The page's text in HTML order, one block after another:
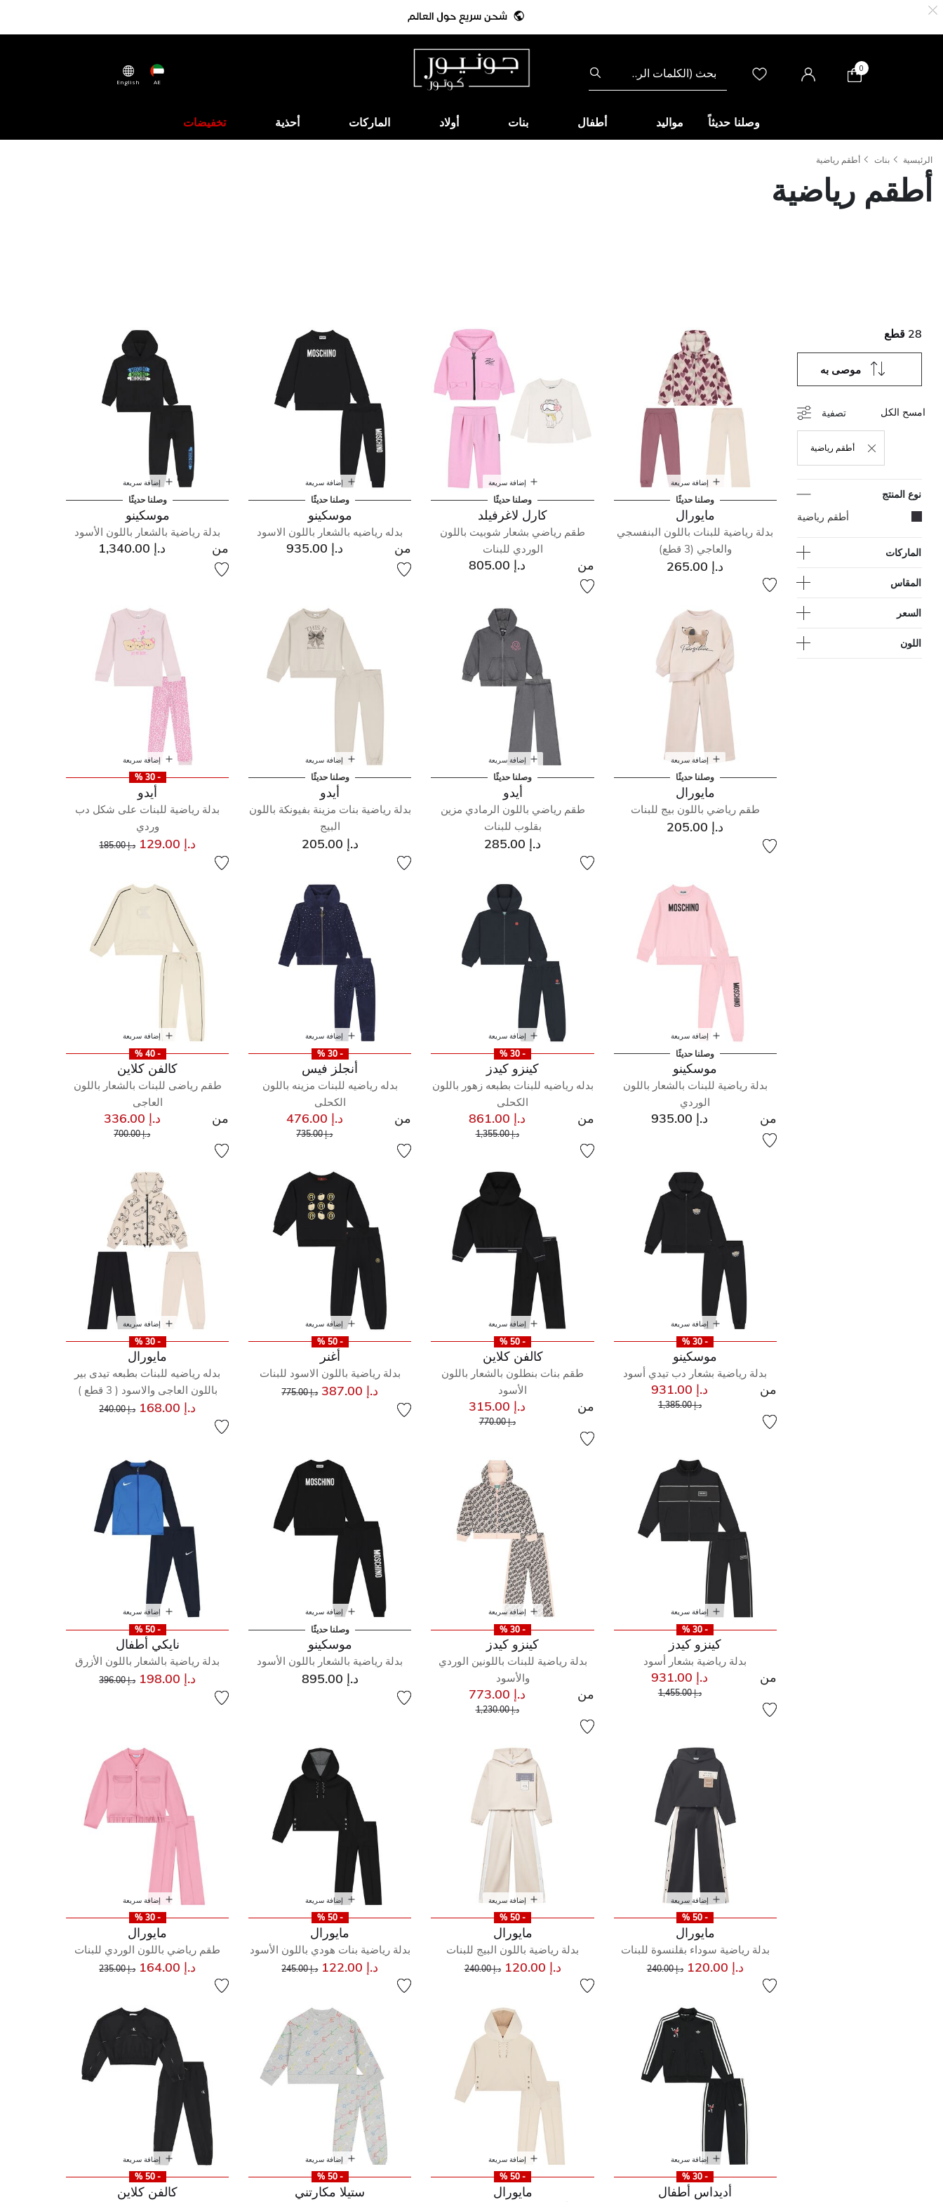
AE
English
0
وصلنا حديثاً مواليد أطفال بنات أولاد الماركات أحذية تخفيضات
الرئيسية بنات أطقم رياضية
أطقم رياضية
28 قطع
موصى به
تصفية
أطقم رياضية
حذف التصفية مكرر حاليًا بواسطة نوع المنتج: أطقم رياضية
امسح الكل
نوع المنتج
أطقم رياضية
الماركات
المقاس
السعر
اللون
إضافة سريعة
وصلنا حديثًا
مايورال
بدلة رياضية للبنات باللون البنفسجي
والعاجي (3 قطع)
د.إ 265.00
إضافة سريعة
وصلنا حديثًا
كارل لاغرفيلد
طقم رياضي بشعار شوبيت باللون
الوردي للبنات
من د.إ 805.00
إضافة سريعة
وصلنا حديثًا
موسكينو
بدله رياضيه بالشعار باللون الاسود
من د.إ 935.00
إضافة سريعة
وصلنا حديثًا
موسكينو
بدلة رياضية بالشعار باللون الأسود
من د.إ 1,340.00
إضافة سريعة
وصلنا حديثًا
مايورال
طقم رياضي باللون بيج للبنات
د.إ 205.00
إضافة سريعة
وصلنا حديثًا
أيدو
طقم رياضي باللون الرمادي مزين
بقلوب للبنات
د.إ 285.00
إضافة سريعة
وصلنا حديثًا
أيدو
بدلة رياضية بنات مزينة بفيونكة باللون
البيج
د.إ 205.00
إضافة سريعة
- 30 %
أيدو
بدلة رياضية للبنات على شكل دب
وردي
د.إ 129.00 سعر مخفض مند.إ 185.00 إلى
إضافة سريعة
وصلنا حديثًا
موسكينو
بدلة رياضية للبنات بالشعار باللون
الوردي
من د.إ 935.00
إضافة سريعة
- 30 %
كينزو كيدز
بدله رياضيه للبنات بطبعه زهور باللون
الكحلى
من د.إ 861.00
سعر مخفض من
د.إ 1,355.00 إلى
إضافة سريعة
- 30 %
أنجلز فيس
بدله رياضيه للبنات مزينه باللون
الكحلى
من د.إ 476.00
سعر مخفض من
د.إ 735.00 إلى
إضافة سريعة
- 40 %
كالفن كلاين
طقم رياضى للبنات بالشعار باللون
العاجى
من د.إ 336.00
سعر مخفض من
د.إ 700.00 إلى
إضافة سريعة
- 30 %
موسكينو
بدلة رياضية بشعار دب تيدي أسود
من د.إ 931.00
سعر مخفض من
د.إ 1,385.00 إلى
إضافة سريعة
- 50 %
كالفن كلاين
طقم بنات بنطلون بالشعار باللون
الأسود
من د.إ 315.00
سعر مخفض من
د.إ 770.00 إلى
إضافة سريعة
- 50 %
أغنر
بدلة رياضية باللون الاسود للبنات
د.إ 387.00 سعر مخفض مند.إ 775.00 إلى
إضافة سريعة
- 30 %
مايورال
بدله رياضيه للبنات بطبعه تيدى بير
باللون العاجى والاسود ( 3 قطع )
د.إ 168.00 سعر مخفض مند.إ 240.00 إلى
إضافة سريعة
- 30 %
كينزو كيدز
بدلة رياضية بشعار أسود
من د.إ 931.00
سعر مخفض من
د.إ 1,455.00 إلى
إضافة سريعة
- 30 %
كينزو كيدز
بدلة رياضية للبنات باللونين الوردي
والأسود
من د.إ 773.00
سعر مخفض من
د.إ 1,230.00 إلى
إضافة سريعة
وصلنا حديثًا
موسكينو
بدلة رياضية بالشعار باللون الأسود
د.إ 895.00
إضافة سريعة
- 50 %
نايكي أطفال
بدلة رياضية بالشعار باللون الأزرق
د.إ 198.00 سعر مخفض مند.إ 396.00 إلى
إضافة سريعة
- 50 %
مايورال
بدلة رياضية سوداء بقلنسوة للبنات
د.إ 120.00 سعر مخفض مند.إ 240.00 إلى
إضافة سريعة
- 50 %
مايورال
بدلة رياضية باللون البيج للبنات
د.إ 120.00 سعر مخفض مند.إ 240.00 إلى
إضافة سريعة
- 50 %
مايورال
بدلة رياضية بنات هودي باللون الأسود
د.إ 122.00 سعر مخفض مند.إ 245.00 إلى
إضافة سريعة
- 30 %
مايورال
طقم رياضي باللون الوردي للبنات
د.إ 164.00 سعر مخفض مند.إ 235.00 إلى
إضافة سريعة
- 30 %
أديداس أطفال
إضافة سريعة
- 50 %
مايورال
إضافة سريعة
- 50 %
ستيلا مكارتني
إضافة سريعة
- 50 %
كالفن كلاين